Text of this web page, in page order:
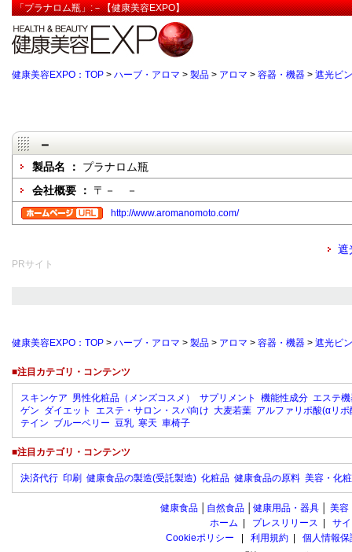
「プラナロム瓶」:－【健康美容EXPO】
健康美容EXPO：TOP > ハーブ・アロマ > 製品 > アロマ > 容器・機器 > 遮光ビン
－
製品名 ： プラナロム瓶
会社概要 ： 〒－ －
http://www.aromanomoto.com/
遮
PRサイト
健康美容EXPO：TOP > ハーブ・アロマ > 製品 > アロマ > 容器・機器 > 遮光ビン
■注目カテゴリ・コンテンツ
スキンケア 男性化粧品（メンズコスメ） サプリメント 機能性成分 エステ
ゲン ダイエット エステ・サロン・スパ向け 大麦若葉 アルファリポ酸(αリポ
テイン ブルーベリー 豆乳 寒天 車椅子
■注目カテゴリ・コンテンツ
決済代行 印刷 健康食品の製造(受託製造) 化粧品 健康食品の原料 美容・化
健康食品 自然食品 健康用品・器具 美容
ホーム
プレスリリース
サ
Cookieポリシー
利用規約 個人情報